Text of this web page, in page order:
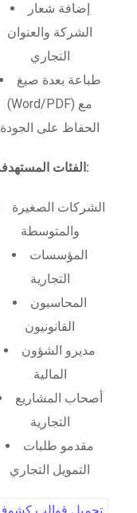
إضافة شعار
الشركة والعنوان
التجاري
طباعة بعدة صيغ
(Word/PDF) مع
الحفاظ على الجودة
الفئات المستهدفة:
الشركات الصغيرة
والمتوسطة
المؤسسات
التجارية
المحاسبون
القانونيون
مديرو الشؤون
المالية
أصحاب المشاريع
التجارية
مقدمو طلبات
التمويل التجاري